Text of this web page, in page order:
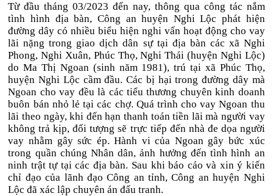
Từ đầu tháng 03/2023 đến nay, thông qua công tác nắm
tình hình địa bàn, Công an huyện Nghi Lộc phát hiện
đường dây có nhiều biểu hiện nghi vấn hoạt động cho vay
lãi nặng trong giao dịch dân sự tại địa bàn các xã Nghi
Phong, Nghi Xuân, Phúc Thọ, Nghi Thái (huyện Nghi Lộc)
do Ma Thị Ngoan (sinh năm 1981), trú tại xã Phúc Thọ,
huyện Nghi Lộc cầm đầu. Các bị hại trong đường dây mà
Ngoan cho vay đều là các tiểu thương chuyên kinh doanh
buôn bán nhỏ lẻ tại các chợ. Quá trình cho vay Ngoan thu
lãi theo ngày, khi đến hạn thanh toán tiền lãi mà người vay
không trả kịp, đối tượng sẽ trực tiếp đến nhà đe dọa người
vay nhằm gây sức ép. Hành vi của Ngoan gây bức xúc
trong quần chúng Nhân dân, ảnh hưởng đến tình hình an
ninh trật tự tại các địa bàn. Sau khi báo cáo và xin ý kiến
chỉ đạo của lãnh đạo Công an tỉnh, Công an huyện Nghi
Lộc đã xác lập chuyên án đấu tranh.